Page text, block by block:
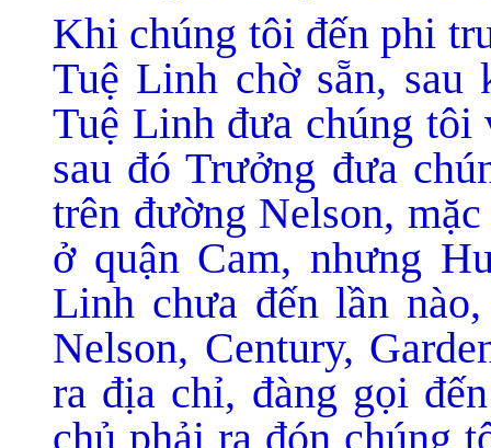
Khi chúng tôi đến phi
Tuệ Linh chờ sẵn,
Tuệ Linh đưa chúng tôi
sau đó Trưởng đưa
trên đường Nelson,
ở quận Cam, nhưng
Linh chưa đến lần
Nelson, Century,
ra địa chỉ, đàng gọi
chủ phải ra đón chúng